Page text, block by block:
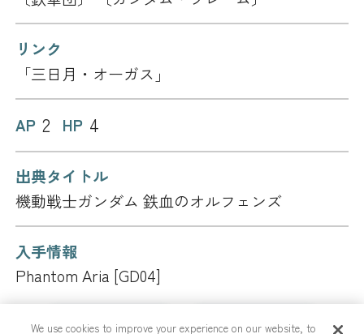
リンク
「三日月・オーガス」
AP 2 HP 4
出典タイトル
機動戦士ガンダム 鉄血のオルフェンズ
入手情報
Phantom Aria [GD04]
カードリスト 商品情報
We use cookies to improve your experience on our website, to